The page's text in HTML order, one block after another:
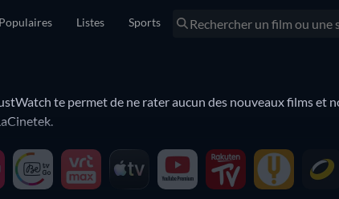
Populaires Listes Sports
te permet de ne rater aucun des nouveaux films et
de séries à son catalogue. Tu as l'impression d'avoir tout
chez LaCinetek, que ce soit la série du moment ou